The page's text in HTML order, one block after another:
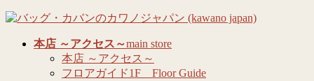
コ
ナ
本店 ～アクセス～main store
本店 ～アクセス～
フロアガイド1F Floor Guide